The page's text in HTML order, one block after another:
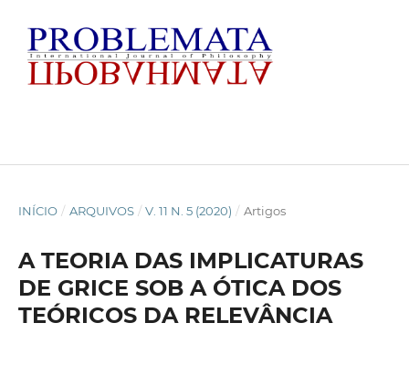
INÍCIO / ARQUIVOS / V. 11 N. 5 (2020) / Artigos
A TEORIA DAS IMPLICATURAS
DE GRICE SOB A ÓTICA DOS
TEÓRICOS DA RELEVÂNCIA